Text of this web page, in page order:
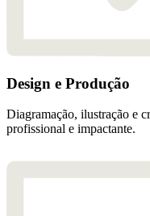
Design e Produção
Diagramação, ilustração e
profissional e impactante.